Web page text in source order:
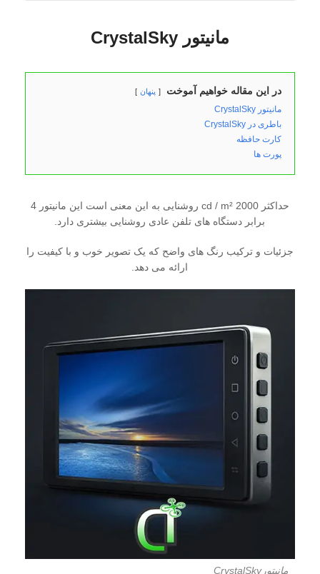
مانیتور CrystalSky
در این مقاله خواهیم آموخت پنهان
مانیتور CrystalSky
باطری در CrystalSky
کارت حافظه
پورت ها
حداکثر 2000 cd / m² روشنایی به این معنی است این مانیتور 4
برابر دستگاه های تلفن عادی روشنایی بیشتری دارد.
جزئیات و ترکیب رنگ های واضح که یک تصویر خوب و با کیفیت را
ارائه می دهد.
مانیتورCrystalSky